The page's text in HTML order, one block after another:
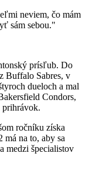
neviem, čo mám
sám sebou."
prísľub. Do
Buffalo Sabres, v
dueloch a mal
Condors,
prihrávok.
ročníku získa
na to, aby sa
medzi špecialistov